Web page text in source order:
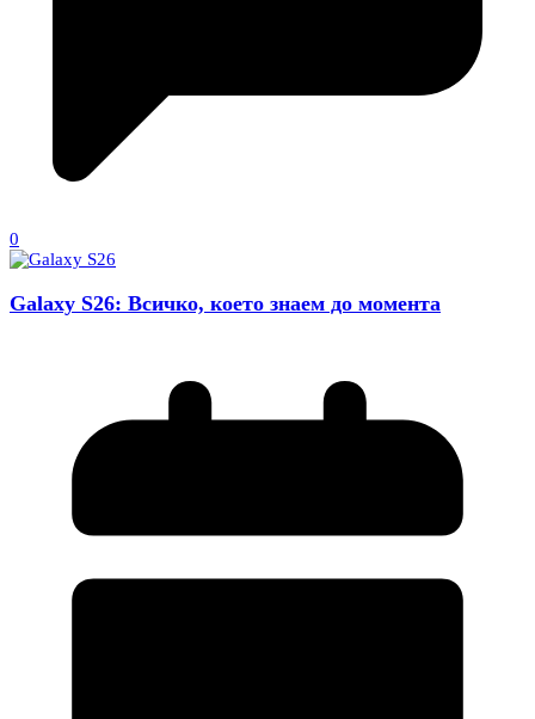
0
Galaxy S26: Всичко, което знаем до момента